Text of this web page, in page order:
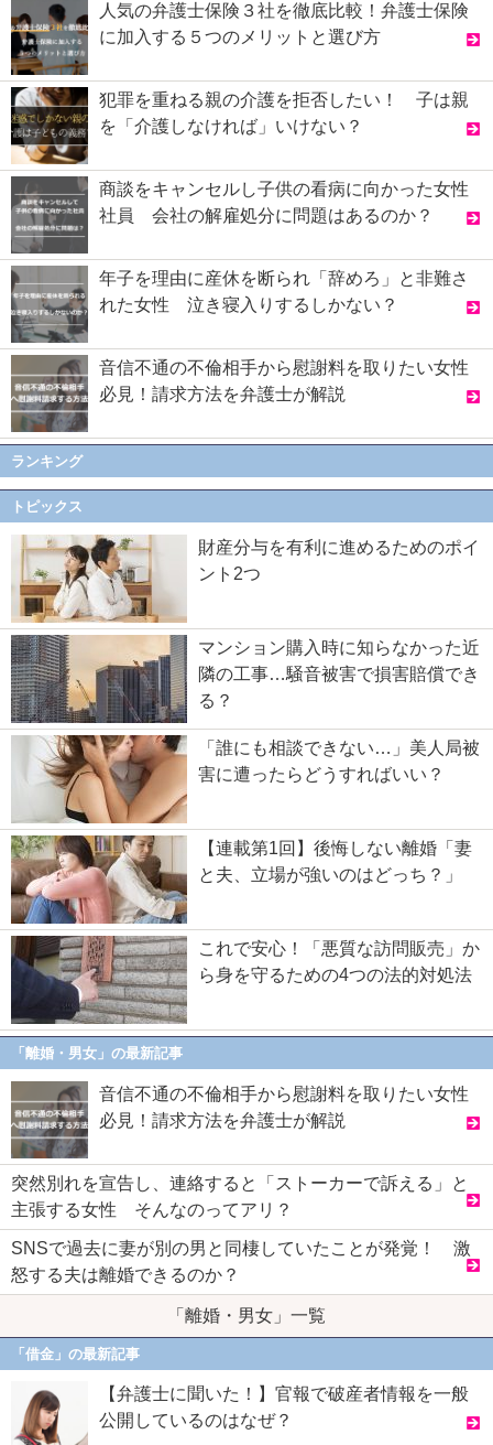
人気の弁護士保険３社を徹底比較！弁護士保険
に加入する５つのメリットと選び方
犯罪を重ねる親の介護を拒否したい！ 子は親
を「介護しなければ」いけない？
商談をキャンセルし子供の看病に向かった女性
社員 会社の解雇処分に問題はあるのか？
年子を理由に産休を断られ「辞めろ」と非難さ
れた女性 泣き寝入りするしかない？
音信不通の不倫相手から慰謝料を取りたい女性
必見！請求方法を弁護士が解説
ランキング
トピックス
財産分与を有利に進めるためのポイ
ント2つ
マンション購入時に知らなかった近
隣の工事…騒音被害で損害賠償でき
る？
「誰にも相談できない…」美人局被
害に遭ったらどうすればいい？
【連載第1回】後悔しない離婚「妻
と夫、立場が強いのはどっち？」
これで安心！「悪質な訪問販売」か
ら身を守るための4つの法的対処法
「離婚・男女」の最新記事
音信不通の不倫相手から慰謝料を取りたい女性
必見！請求方法を弁護士が解説
突然別れを宣告し、連絡すると「ストーカーで訴える」と
主張する女性 そんなのってアリ？
SNSで過去に妻が別の男と同棲していたことが発覚！ 激
怒する夫は離婚できるのか？
「離婚・男女」一覧
「借金」の最新記事
【弁護士に聞いた！】官報で破産者情報を一般
公開しているのはなぜ？